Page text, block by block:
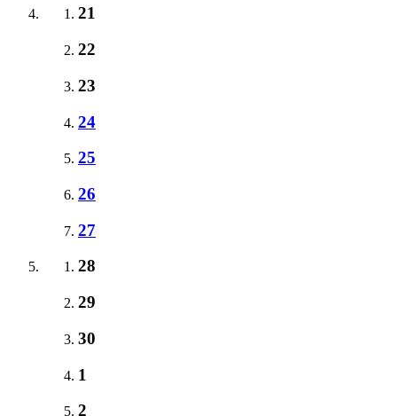
21
22
23
24
25
26
27
28
29
30
1
2